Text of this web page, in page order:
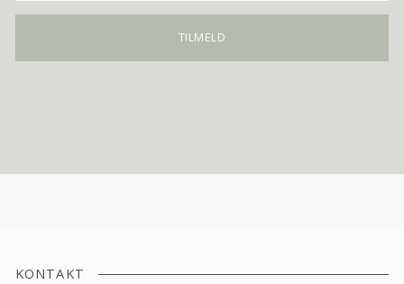
KONTAKT